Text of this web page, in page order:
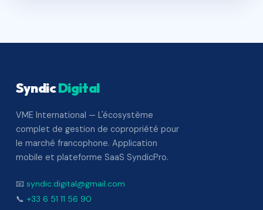
SyndicDigital
VME International — L'écosystème
complet de gestion de copropriété pour
le marché francophone. Application
mobile et plateforme SaaS SyndicPro.
📧 syndic.digital@gmail.com
📞 +33 6 51 11 56 90